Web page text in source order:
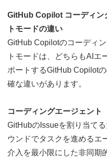
GitHub Copilot コーディン
トモードの違い
GitHub Copilotのコーディ
トモードは、どちらもAIエ
ポートするGitHub Copilot
確な違いがあります。
コーディングエージェント
GitHubのIssueを割り当て
ウンドでタスクを進めるエ
介入を最小限にした非同期